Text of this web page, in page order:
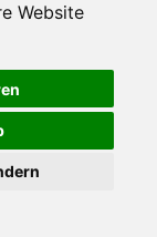
Website
весь функционал
и, при желании,
сайтом, Вы